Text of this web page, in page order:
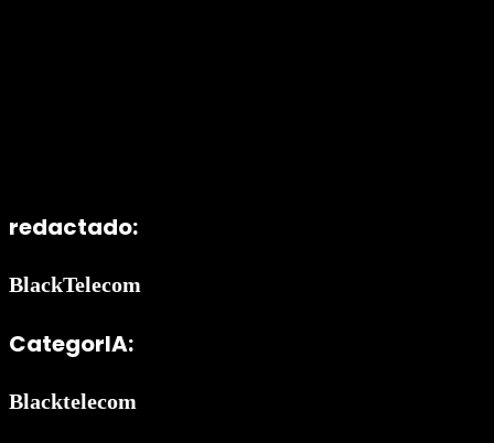
redactado:
BlackTelecom
CategorIA:
Blacktelecom